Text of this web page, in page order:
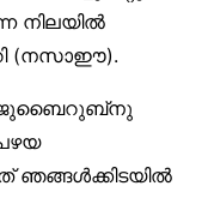
നിലയിൽ
(നസാഈ).
ജുബൈറുബ്‌നു
ഞങ്ങൾക്കിടയിൽ